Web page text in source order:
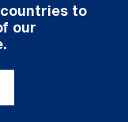
to
our